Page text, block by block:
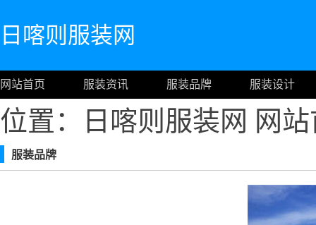
日喀则服装网
网站首页 服装资讯 服装品牌 服装设计
位置：日喀则服装网 网
服装品牌